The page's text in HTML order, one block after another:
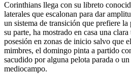
Corinthians llega con su libreto
laterales que escalonan para dar
un sistema de transición que prefiere
su parte, ha mostrado en casa una
posesión en zonas de inicio salvo que
mimbres, el domingo pinta a partido
sacudido por alguna pelota parada o
mediocampo.